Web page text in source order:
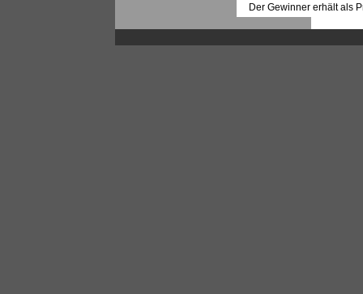
Der Gewinner erhält als